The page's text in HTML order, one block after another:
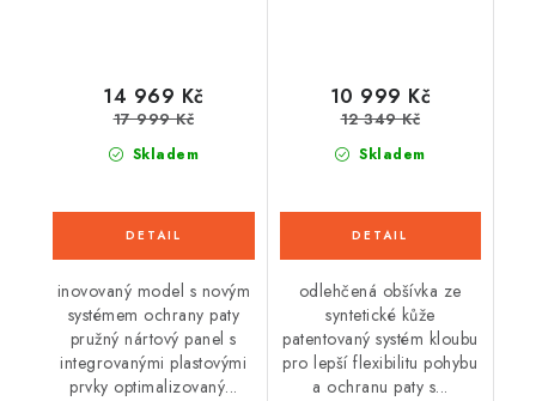
Skladem
14 969 Kč
17 999 Kč
inovovaný model s novým
systémem ochrany paty
pružný nártový panel s
integrovanými plastovými
prvky optimalizovaný...
Skladem
10 999 Kč
12 349 Kč
odlehčená obšívka ze
syntetické kůže
patentovaný systém kloubu
pro lepší flexibilitu pohybu
a ochranu paty s...